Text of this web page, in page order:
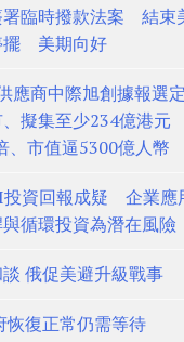
署臨時撥款法案 結束
擺 美期向好
應商中際旭創據報選
、擬集至少234億港
、市值逼5300億人幣
資回報成疑 企業應
循環投資為潛在風險
俄促美避升級戰事
恢復正常仍需等待